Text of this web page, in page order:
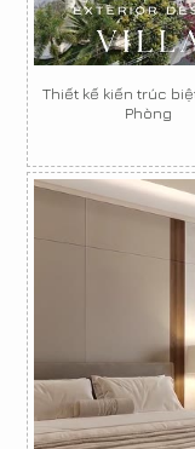
Thiết kế kiến trúc
Phòng